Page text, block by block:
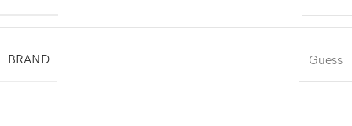
BRAND Guess